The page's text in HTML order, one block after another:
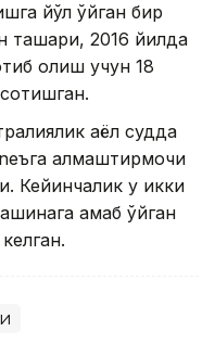
йўл қўйган бир
ташқари, 2016 йилда
олиш учун 18
аёл судда
алмаштирмоқчи
Кейинчалик у икки
қамаб қўйган